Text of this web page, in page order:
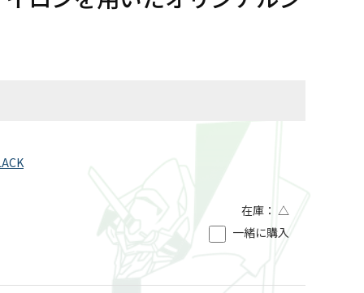
在庫： △
一緒に購入